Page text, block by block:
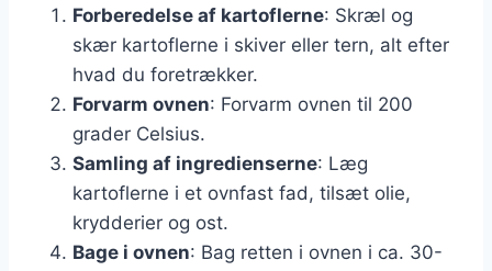
Forberedelse af kartoflerne: Skræl og
skær kartoflerne i skiver eller tern, alt efter
hvad du foretrækker.
Forvarm ovnen: Forvarm ovnen til 200
grader Celsius.
Samling af ingredienserne: Læg
kartoflerne i et ovnfast fad, tilsæt olie,
krydderier og ost.
Bage i ovnen: Bag retten i ovnen i ca. 30-